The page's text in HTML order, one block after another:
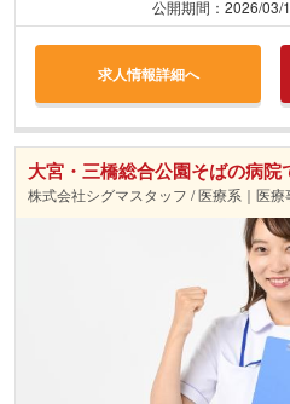
公開期間：2026/03/
求人情報詳細へ
大宮・三橋総合公園そばの病院
株式会社シグマスタッフ / 医療系｜医療